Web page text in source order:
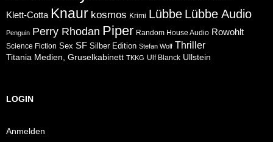
Klett-Cotta Knaur kosmos Krimi Lübbe Lübbe Audio
Penguin Perry Rhodan Piper Random House Audio Rowohlt
Science Fiction Sex SF Silber Edition Stefan Wolf Thriller
Titania Medien, Gruselkabinett TKKG Ulf Blanck Ullstein
LOGIN
Anmelden